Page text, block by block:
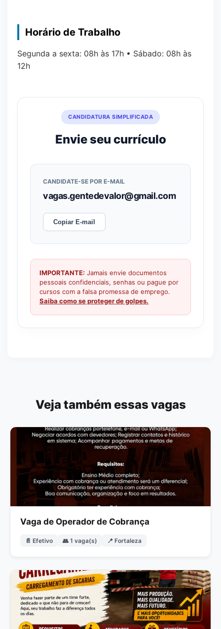
Horário de Trabalho
Segunda a sexta: 08h às 17h • Sábado: 08h às
12h
CANDIDATURA SIMPLIFICADA
Envie seu currículo
CANDIDATE-SE POR E-MAIL
vagas.gentedevalor@gmail.com
Copiar E-mail
IMPORTANTE: Jamais envie documentos
pessoais confidenciais, senhas ou pague por
cursos com a falsa promessa de emprego.
Saiba como se proteger de golpes.
Veja também essas vagas
Vaga de Operador de Cobrança
📄 Efetivo 👥 1 vaga(s) 📍 Fortaleza